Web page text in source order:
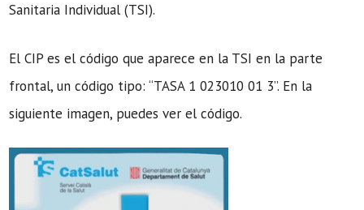
Sanitaria Individual (TSI).
El CIP es el código que aparece en la TSI en la parte
frontal, un código tipo: “TASA 1 023010 01 3”. En la
siguiente imagen, puedes ver el código.